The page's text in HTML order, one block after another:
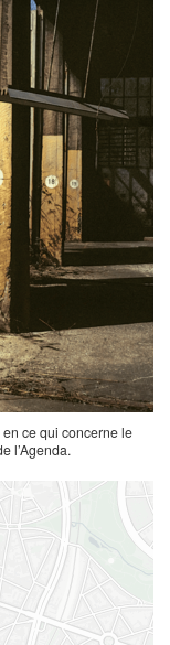
ce qui concerne le
l’Agenda.